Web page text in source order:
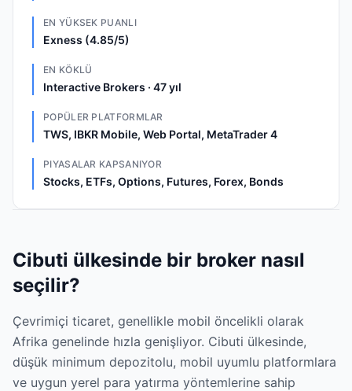
EN YÜKSEK PUANLI
Exness (4.85/5)
EN KÖKLÜ
Interactive Brokers · 47 yıl
POPÜLER PLATFORMLAR
TWS, IBKR Mobile, Web Portal, MetaTrader 4
PIYASALAR KAPSANIYOR
Stocks, ETFs, Options, Futures, Forex, Bonds
Cibuti ülkesinde bir broker nasıl
seçilir?
Çevrimiçi ticaret, genellikle mobil öncelikli olarak
Afrika genelinde hızla genişliyor. Cibuti ülkesinde,
düşük minimum depozitolu, mobil uyumlu platformlara
ve uygun yerel para yatırma yöntemlerine sahip